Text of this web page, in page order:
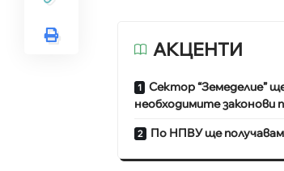
АКЦЕНТИ
Сектор “Земеделие”
необходимите законови
По НПВУ ще